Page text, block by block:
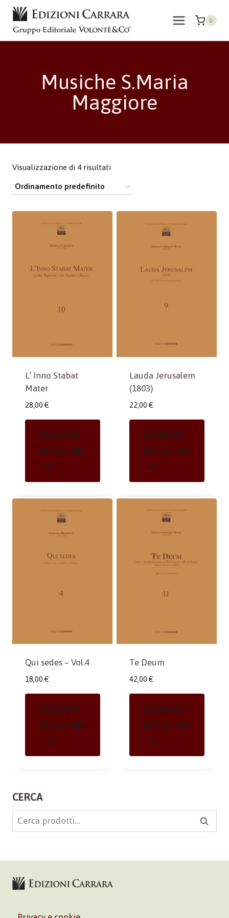
Salta
contenuto
0
Musiche S.Maria
Maggiore
Visualizzazione di 4 risultati
L’ Inno Stabat
Mater
28,00 €
Aggiungi
Al Carrello
Lauda Jerusalem
(1803)
22,00 €
Aggiungi
Al Carrello
Qui sedes – Vol.4
18,00 €
Aggiungi
Al Carrello
Te Deum
42,00 €
Aggiungi
Al Carrello
CERCA
Cerca: Cerca